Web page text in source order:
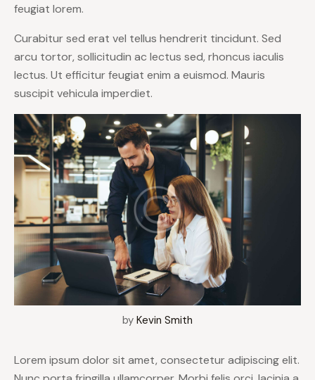
feugiat lorem.
Curabitur sed erat vel tellus hendrerit tincidunt. Sed
arcu tortor, sollicitudin ac lectus sed, rhoncus iaculis
lectus. Ut efficitur feugiat enim a euismod. Mauris
suscipit vehicula imperdiet.
by Kevin Smith
Lorem ipsum dolor sit amet, consectetur adipiscing elit.